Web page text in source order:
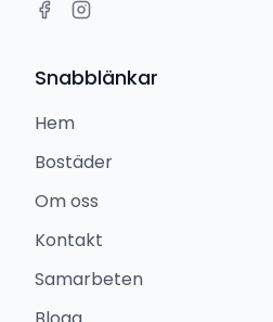
Snabblänkar
Hem
Bostäder
Om oss
Kontakt
Samarbeten